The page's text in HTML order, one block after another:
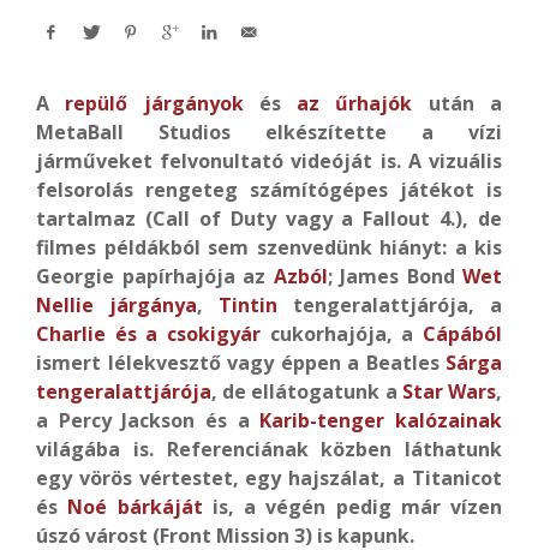
A repülő járgányokés az űrhajók után a
MetaBall Studios elkészítette a vízi
járműveket felvonultató videóját is. A vizuális
felsorolás rengeteg számítógépes játékot is
tartalmaz (Call of Duty vagy a Fallout 4.), de
filmes példákból sem szenvedünk hiányt: a kis
Georgie papírhajója az Azból; James Bond Wet
Nellie járgánya, Tintin tengeralattjárója, a
Charlie és a csokigyár cukorhajója, a Cápából
ismert lélekvesztő vagy éppen a Beatles Sárga
tengeralattjárója, de ellátogatunk a Star Wars,
a Percy Jackson és a Karib-tenger kalózainak
világába is. Referenciának közben láthatunk
egy vörös vértestet, egy hajszálat, a Titanicot
és Noé bárkáját is, a végén pedig már vízen
úszó várost (Front Mission 3) is kapunk.